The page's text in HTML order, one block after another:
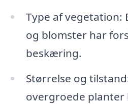
Type af
og blomster har
beskæring.
Størrelse og
overgroede